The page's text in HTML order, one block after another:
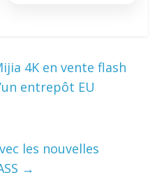
4K en vente flash
entrepôt EU
les nouvelles
→